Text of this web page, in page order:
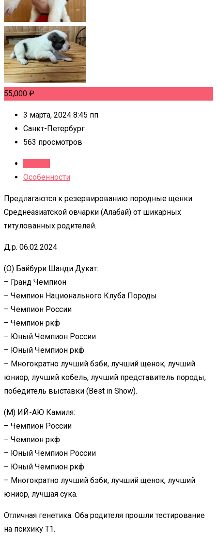
55,000 ₽
3 марта, 2024 8:45 пп
Санкт-Петербург
563 просмотров
Особенности
Предлагаются к резервированию породные щенки
Среднеазиатской овчарки (Алабай) от шикарных
титулованных родителей.
Д.р. 06.02.2024
(О) Байбури Шанди Дукат:
– Гранд Чемпион
– Чемпион Национального Клуба Породы
– Чемпион России
– Чемпион ркф
– Юный Чемпион России
– Юный Чемпион ркф
– Многократно лучший бэби, лучший щенок, лучший
юниор, лучший кобель, лучший представитель породы,
победитель выставки (Best in Show).
(М) ИЙ-АЮ Камиля:
– Чемпион России
– Чемпион ркф
– Юный Чемпион России
– Юный Чемпион ркф
– Многократно лучший бэби, лучший щенок, лучший
юниор, лучшая сука.
Отличная генетика. Оба родителя прошли тестирование
на психику Т1.